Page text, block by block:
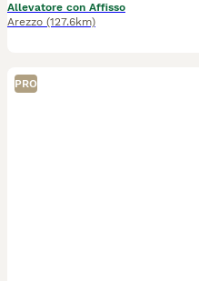
Allevatore con Affisso
Arezzo (127.6km)
PRO